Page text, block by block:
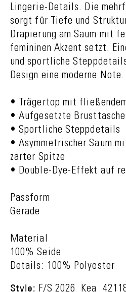
Lingerie-Details. Die
sorgt für Tiefe und
Drapierung am Saum mit
femininen Akzent setzt.
und sportliche
Design eine moderne Note.
• Trägertop mit
• Aufgesetzte Brusttasche
• Sportliche Steppdetails
• Asymmetrischer Saum
zarter Spitze
• Double-Dye-Effekt auf
Passform
Gerade
Material
100% Seide
Details: 100% Polyester
Style: F/S